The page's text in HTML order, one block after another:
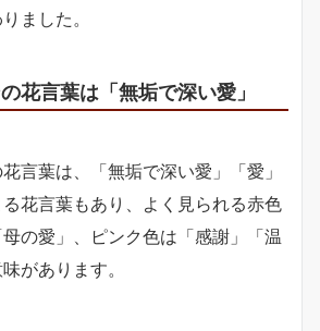
ました。
花言葉は「無垢で深い愛」
言葉は、「無垢で深い愛」「愛」
花言葉もあり、よく見られる赤色
の愛」、ピンク色は「感謝」「温
があります。